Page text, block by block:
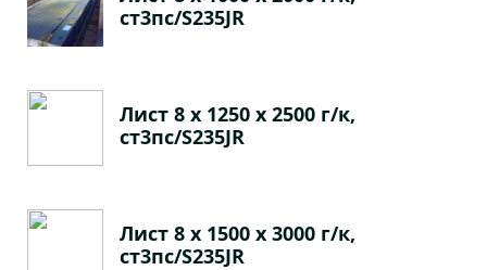
ст3пс/S235JR
Лист 8 х 1250 х 2500 г/к,
ст3пс/S235JR
Лист 8 х 1500 х 3000 г/к,
ст3пс/S235JR